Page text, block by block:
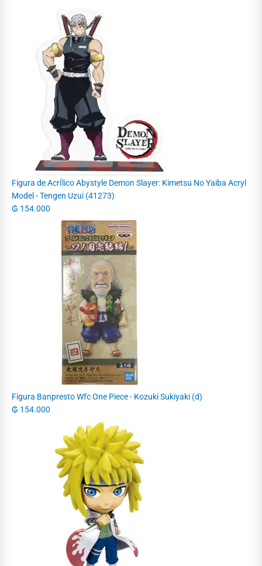
Figura de AcrÍlico Abystyle Demon Slayer: Kimetsu No Yaiba Acryl
Model - Tengen Uzui (41273)
₲ 154.000
Figura Banpresto Wfc One Piece - Kozuki Sukiyaki (d)
₲ 154.000